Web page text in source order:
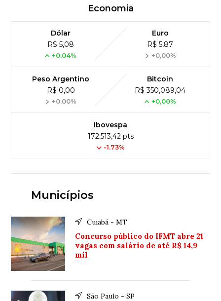
Economia
Dólar
R$ 5,08
+0,04%
Euro
R$ 5,87
+0,00%
Peso Argentino
R$ 0,00
+0,00%
Bitcoin
R$ 350,089,04
+0,00%
Ibovespa
172,513,42 pts
-1.73%
Municípios
Cuiabá - MT
Concurso público do IFMT abre 21
vagas com salário de até R$ 14,9
mil
São Paulo - SP